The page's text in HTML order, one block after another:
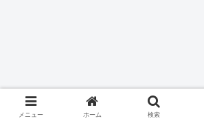
メニュー ホーム 検索